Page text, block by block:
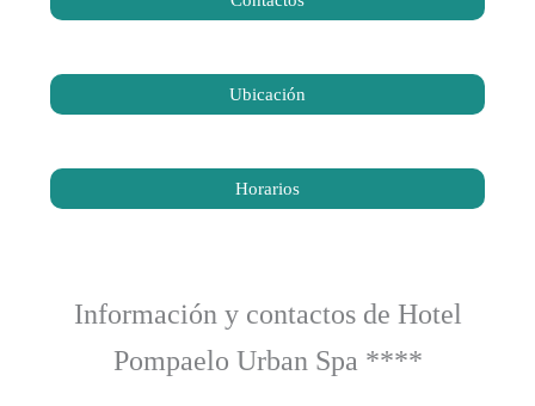
Ubicación
Horarios
Información y contactos de Hotel
Pompaelo Urban Spa ****